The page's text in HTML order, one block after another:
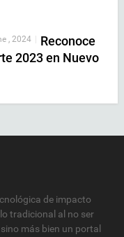
, 2024
Reconoce
2023 en Nuevo
de impacto
tradicional al no ser
más bien un portal